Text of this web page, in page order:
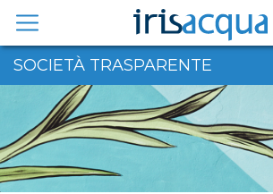
contenuto
SOCIETÀ TRASPARENTE